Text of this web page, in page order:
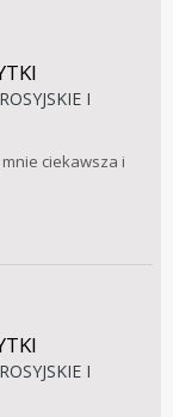
I
ciekawsza i
I